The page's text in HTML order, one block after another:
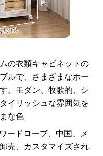
の衣類キャビネットの
ルで、さまざまなホー
。モダン、牧歌的、シ
イリッシュな雰囲気を
な色
ードローブ、中国、メ
売、カスタマイズされ